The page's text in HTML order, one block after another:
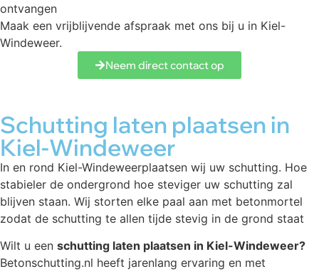
ontvangen
Maak een vrijblijvende afspraak met ons bij u in Kiel-
Windeweer.
Neem direct contact op
Schutting laten plaatsen in
Kiel-Windeweer
In en rond Kiel-Windeweerplaatsen wij uw schutting. Hoe
stabieler de ondergrond hoe steviger uw schutting zal
blijven staan. Wij storten elke paal aan met betonmortel
zodat de schutting te allen tijde stevig in de grond staat
Wilt u een schutting laten plaatsen in Kiel-Windeweer?
Betonschutting.nl heeft jarenlang ervaring en met